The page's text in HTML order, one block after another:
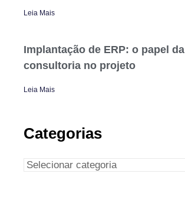
Leia Mais
Implantação de ERP: o papel da
consultoria no projeto
Leia Mais
Categorias